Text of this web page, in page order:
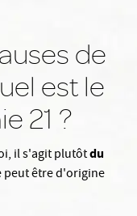
de
est le
21 ?
il s'agit plutôtdu
peut être d'origine